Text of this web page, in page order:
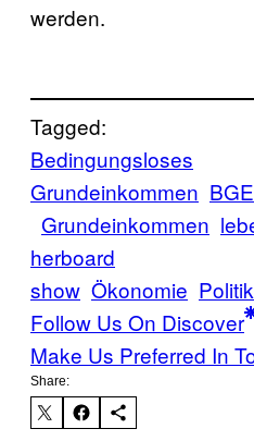
werden.
Tagged:
Bedingungsloses
Grundeinkommen BGE
Grundeinkommen
herboard
show Ökonomie Politik
Follow Us On Discover
Make Us Preferred In
Share: